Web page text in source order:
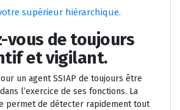
supérieur hiérarchique.
vous de toujours
et vigilant.
un agent SSIAP de toujours être
l’exercice de ses fonctions. La
permet de détecter rapidement tout